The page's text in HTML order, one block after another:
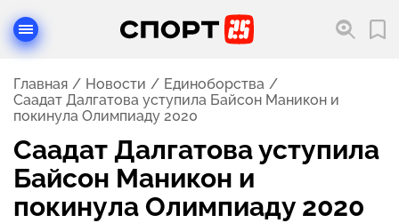
Главная Новости
Единоборства
Саадат Далгатова уступила Байсон Маникон и
покинула Олимпиаду 2020
Саадат Далгатова уступила
Байсон Маникон и
покинула Олимпиаду 2020